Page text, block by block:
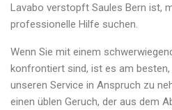
Lavabo verstopft Saules Bern ist,
professionelle Hilfe suchen.
Wenn Sie mit einem
konfrontiert sind, ist es am
unseren Service in Anspruch zu
einen üblen Geruch, der aus dem